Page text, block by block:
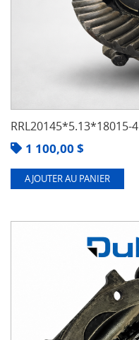
RRL20145*5.13*18015-4
1 100,00 $
AJOUTER AU PANIER